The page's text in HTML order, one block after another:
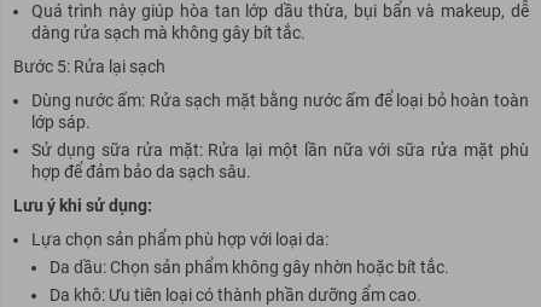
Quá trình này giúp hòa tan lớp dầu thừa, bụi bẩn và makeup, dễ
dàng rửa sạch mà không gây bít tắc.
Bước 5: Rửa lại sạch
Dùng nước ấm: Rửa sạch mặt bằng nước ấm để loại bỏ hoàn toàn
lớp sáp.
Sử dụng sữa rửa mặt: Rửa lại một lần nữa với sữa rửa mặt phù
hợp để đảm bảo da sạch sâu.
Lưu ý khi sử dụng:
Lựa chọn sản phẩm phù hợp với loại da:
Da dầu: Chọn sản phẩm không gây nhờn hoặc bít tắc.
Da khô: Ưu tiên loại có thành phần dưỡng ẩm cao.